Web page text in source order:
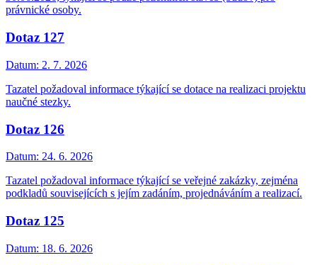
právnické osoby.
Dotaz 127
Datum: 2. 7. 2026
Tazatel požadoval informace týkající se dotace na realizaci projektu
naučné stezky.
Dotaz 126
Datum: 24. 6. 2026
Tazatel požadoval informace týkající se veřejné zakázky, zejména
podkladů souvisejících s jejím zadáním, projednáváním a realizací.
Dotaz 125
Datum: 18. 6. 2026